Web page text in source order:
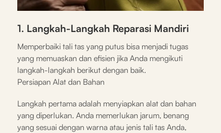
1. Langkah-Langkah Reparasi Mandiri
Memperbaiki tali tas yang putus bisa menjadi tugas
yang memuaskan dan efisien jika Anda mengikuti
langkah-langkah berikut dengan baik.
Persiapan Alat dan Bahan
Langkah pertama adalah menyiapkan alat dan bahan
yang diperlukan. Anda memerlukan jarum, benang
yang sesuai dengan warna atau jenis tali tas Anda,